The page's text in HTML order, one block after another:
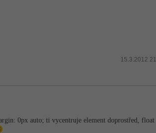
15.3.2012
0px auto; ti vycentruje element doprostřed, float